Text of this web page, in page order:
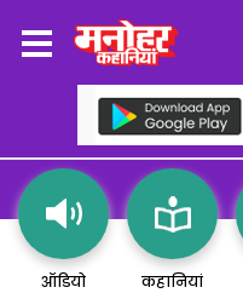
ऑडियो कहानियां